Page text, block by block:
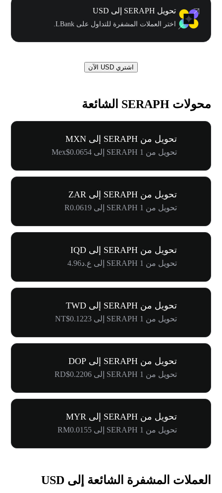
تحويل SERAPH إلى USD
اختر العملات المشفرة للتداول على LBank.
اشتري USD الآن
محولات SERAPH الشائعة
تحويل من SERAPH إلى MXN
تحويل من 1 SERAPH إلى Mex$0.0654
تحويل من SERAPH إلى ZAR
تحويل من 1 SERAPH إلى R0.0619
تحويل من SERAPH إلى IQD
تحويل من 1 SERAPH إلى ع.د4.96
تحويل من SERAPH إلى TWD
تحويل من 1 SERAPH إلى NT$0.1223
تحويل من SERAPH إلى DOP
تحويل من 1 SERAPH إلى RD$0.2206
تحويل من SERAPH إلى MYR
تحويل من 1 SERAPH إلى RM0.0155
العملات المشفرة الشائعة إلى USD